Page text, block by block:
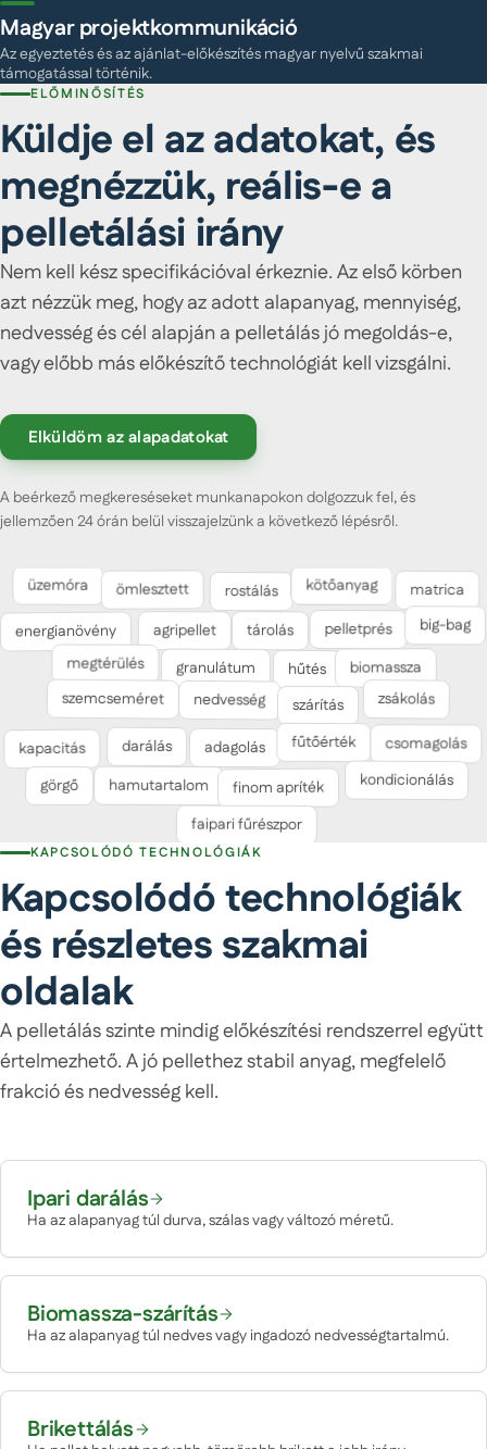
Magyar projektkommunikáció
Az egyeztetés és az ajánlat-előkészítés magyar nyelvű szakmai
támogatással történik.
ELŐMINŐSÍTÉS
Küldje el az adatokat, és
megnézzük, reális-e a
pelletálási irány
Nem kell kész specifikációval érkeznie. Az első körben
azt nézzük meg, hogy az adott alapanyag, mennyiség,
nedvesség és cél alapján a pelletálás jó megoldás-e,
vagy előbb más előkészítő technológiát kell vizsgálni.
Elküldöm az alapadatokat
A beérkező megkereséseket munkanapokon dolgozzuk fel, és
jellemzően 24 órán belül visszajelzünk a következő lépésről.
üzemóra ömlesztett rostálás kötőanyag matrica
energianövény agripellet tárolás pelletprés big-bag
megtérülés granulátum hűtés biomassza
szemcseméret nedvesség szárítás zsákolás
kapacitás darálás adagolás fűtőérték csomagolás
görgő hamutartalom finom apríték kondicionálás
faipari fűrészpor
KAPCSOLÓDÓ TECHNOLÓGIÁK
Kapcsolódó technológiák
és részletes szakmai
oldalak
A pelletálás szinte mindig előkészítési rendszerrel együtt
értelmezhető. A jó pellethez stabil anyag, megfelelő
frakció és nedvesség kell.
Ipari darálás
Ha az alapanyag túl durva, szálas vagy változó méretű.
Biomassza-szárítás
Ha az alapanyag túl nedves vagy ingadozó nedvességtartalmú.
Brikettálás